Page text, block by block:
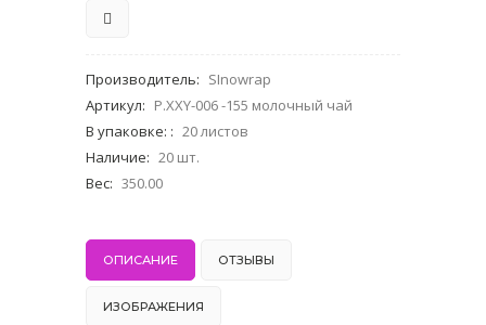
Производитель: SInowrap
Артикул: P.XXY-006 -155 молочный чай
В упаковке: : 20 листов
Наличие: 20 шт.
Вес: 350.00
ОПИСАНИЕ ОТЗЫВЫ
ИЗОБРАЖЕНИЯ